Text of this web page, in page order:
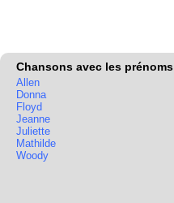
Chansons avec les prénoms
Allen
Donna
Floyd
Jeanne
Juliette
Mathilde
Woody